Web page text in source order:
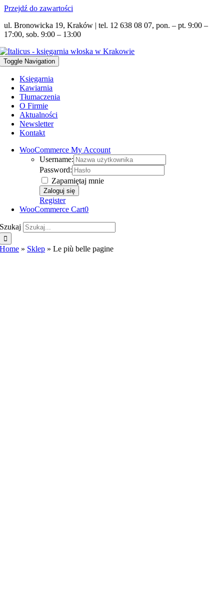
Przejdź do zawartości
ul. Bronowicka 19, Kraków | tel. 12 638 08 07, pon. – pt. 9:00 –
17:00, sob. 9:00 – 13:00
Toggle Navigation
Księgarnia
Kawiarnia
Tłumaczenia
O Firmie
Aktualności
Newsletter
Kontakt
WooCommerce My Account
Username:
Password:
Zapamiętaj mnie
Register
WooCommerce Cart0
Szukaj
Home » Sklep »Le più belle pagine